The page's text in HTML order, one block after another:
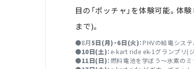
目の「ポッチャ」を体験可能。体
まで)。
●8月5日(月)・6日(火)： PHVの給電シス
●10日(土)： e-kart ride ek-1グランプリ(
●11日(日)：燃料電池を学ぼう～水素の